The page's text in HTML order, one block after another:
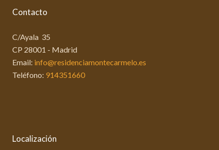
Contacto
C/Ayala 35
CP 28001 - Madrid
Email: info@residenciamontecarmelo.es
Teléfono: 914351660
Localización